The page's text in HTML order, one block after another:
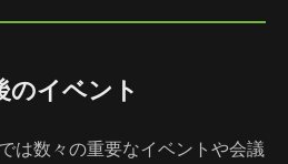
のイベント
は数々の重要なイベントや会議